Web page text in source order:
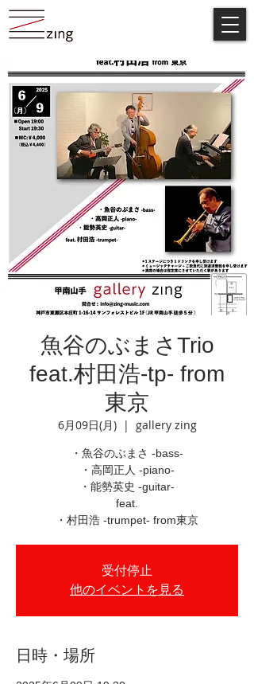
魚谷のぶまさTrio
feat.村田浩-tp- from
東京
6月09日(月)
  |
gallery zing
・魚谷のぶまさ -bass-
・高岡正人 -piano-
・能勢英史 -guitar-
feat.
・村田浩 -trumpet- from東京
受付停止
他のイベントを見る
日時・場所